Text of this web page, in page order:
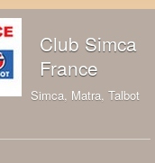
Club Simca
France
Simca, Matra, Talbot